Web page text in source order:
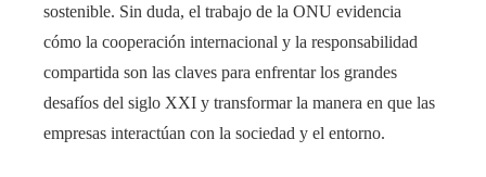
sostenible. Sin duda, el trabajo de la ONU evidencia
cómo la cooperación internacional y la responsabilidad
compartida son las claves para enfrentar los grandes
desafíos del siglo XXI y transformar la manera en que las
empresas interactúan con la sociedad y el entorno.